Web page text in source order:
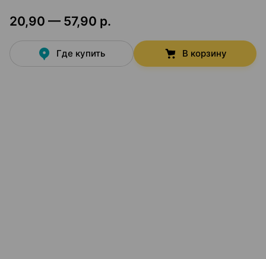
20,90 — 57,90 р.
Где купить В корзину